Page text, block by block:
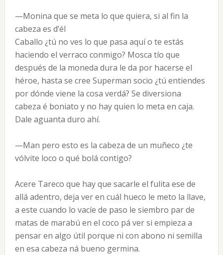
—Monina que se meta lo que quiera, si al fin la
cabeza es d’él
Caballo ¿tú no ves lo que pasa aquí o te estás
haciendo el verraco conmigo? Mosca tío que
después de la moneda dura le da por hacerse el
héroe, hasta se cree Superman socio ¿tú entiendes
por dónde viene la cosa verdá? Se diversiona
cabeza é boniato y no hay quien lo meta en caja.
Dale aguanta duro ahí.
—Man pero esto es la cabeza de un muñeco ¿te
vólvite loco o qué bolá contigo?
Acere Tareco que hay que sacarle el fulita ese de
allá adentro, deja ver en cuál hueco le meto la llave,
a este cuando lo vacíe de paso le siembro par de
matas de marabú en el coco pá ver si empieza a
pensar en algo útil porque ni con abono ni semilla
en esa cabeza ná bueno germina.